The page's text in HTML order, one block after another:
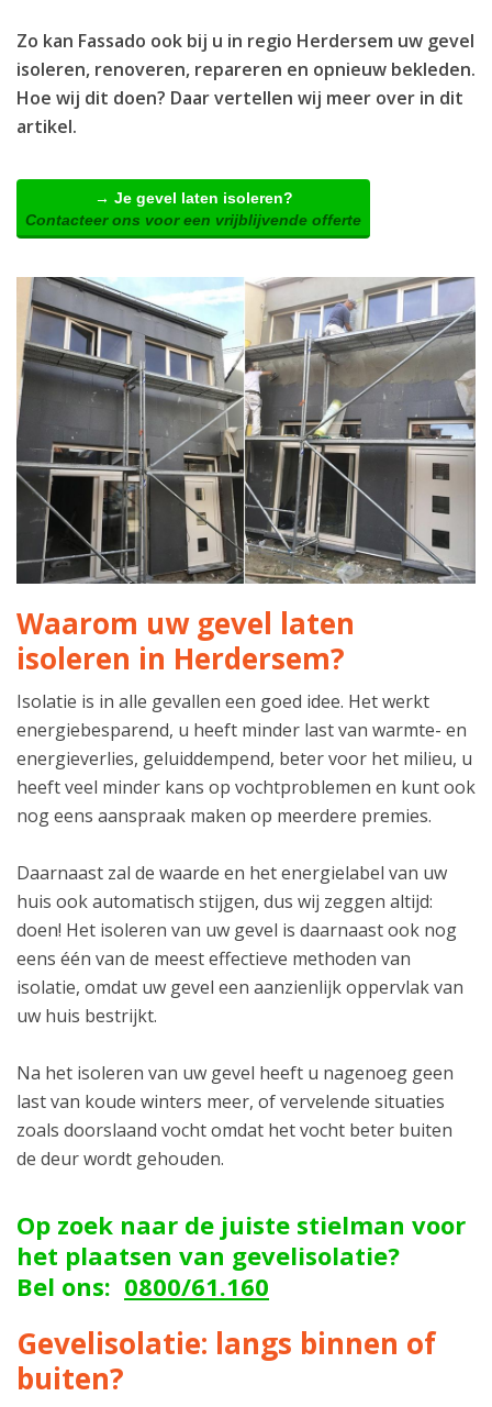
Zo kan Fassado ook bij u in regio Herdersem uw gevel
isoleren, renoveren, repareren en opnieuw bekleden.
Hoe wij dit doen? Daar vertellen wij meer over in dit
artikel.
→ Je gevel laten isoleren?
Contacteer ons voor een vrijblijvende offerte
Waarom uw gevel laten
isoleren in Herdersem?
Isolatie is in alle gevallen een goed idee. Het werkt
energiebesparend, u heeft minder last van warmte- en
energieverlies, geluiddempend, beter voor het milieu, u
heeft veel minder kans op vochtproblemen en kunt ook
nog eens aanspraak maken op meerdere premies.
Daarnaast zal de waarde en het energielabel van uw
huis ook automatisch stijgen, dus wij zeggen altijd:
doen! Het isoleren van uw gevel is daarnaast ook nog
eens één van de meest effectieve methoden van
isolatie, omdat uw gevel een aanzienlijk oppervlak van
uw huis bestrijkt.
Na het isoleren van uw gevel heeft u nagenoeg geen
last van koude winters meer, of vervelende situaties
zoals doorslaand vocht omdat het vocht beter buiten
de deur wordt gehouden.
Op zoek naar de juiste stielman voor
het plaatsen van gevelisolatie?
Bel ons: 0800/61.160
Gevelisolatie: langs binnen of
buiten?